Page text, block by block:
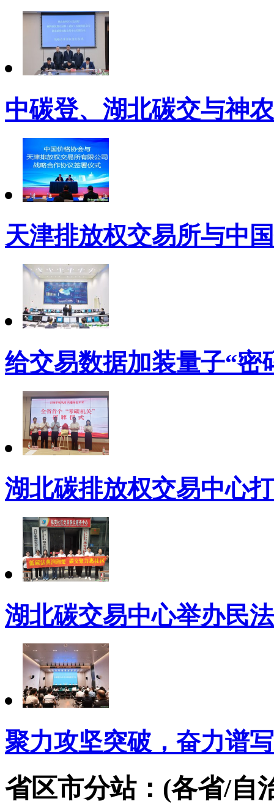
中碳登、湖北碳交与神
天津排放权交易所与中
给交易数据加装量子“密
湖北碳排放权交易中心
湖北碳交易中心举办民
聚力攻坚突破，奋力谱
省区市分站：(各省/自